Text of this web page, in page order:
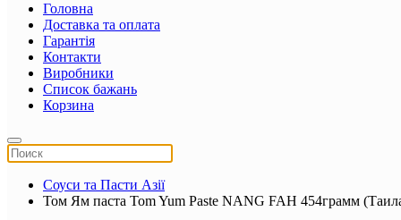
Головна
Доставка та оплата
Гарантія
Контакти
Виробники
Список бажань
Корзина
Соуси та Пасти Азії
Том Ям паста Tom Yum Paste NANG FAH 454грамм